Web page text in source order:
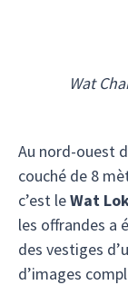
Wat
Au nord-ouest
couché de 8
c’est leWat
les offrandes a
des vestiges
d’images